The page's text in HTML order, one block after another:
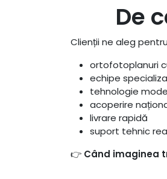
De
Clienții ne aleg
ortofotoplanuri
echipe
tehnologie
acoperire
livrare rapidă
suport tehnic
👉 Când imaginea